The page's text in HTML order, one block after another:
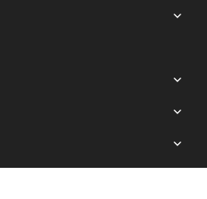
reveal common immune system